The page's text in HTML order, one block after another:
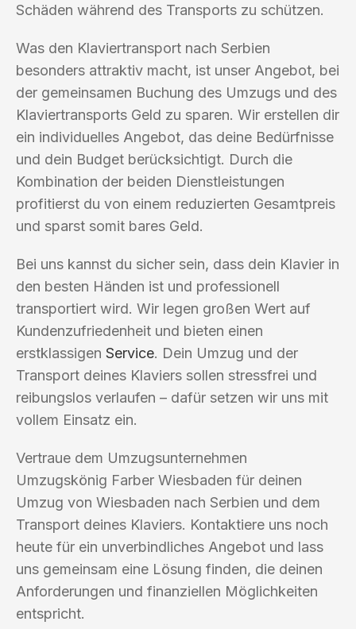
Schäden während des Transports zu schützen.
Was den Klaviertransport nach Serbien
besonders attraktiv macht, ist unser Angebot, bei
der gemeinsamen Buchung des Umzugs und des
Klaviertransports Geld zu sparen. Wir erstellen dir
ein individuelles Angebot, das deine Bedürfnisse
und dein Budget berücksichtigt. Durch die
Kombination der beiden Dienstleistungen
profitierst du von einem reduzierten Gesamtpreis
und sparst somit bares Geld.
Bei uns kannst du sicher sein, dass dein Klavier in
den besten Händen ist und professionell
transportiert wird. Wir legen großen Wert auf
Kundenzufriedenheit und bieten einen
erstklassigen Service. Dein Umzug und der
Transport deines Klaviers sollen stressfrei und
reibungslos verlaufen – dafür setzen wir uns mit
vollem Einsatz ein.
Vertraue dem Umzugsunternehmen
Umzugskönig Farber Wiesbaden für deinen
Umzug von Wiesbaden nach Serbien und dem
Transport deines Klaviers. Kontaktiere uns noch
heute für ein unverbindliches Angebot und lass
uns gemeinsam eine Lösung finden, die deinen
Anforderungen und finanziellen Möglichkeiten
entspricht.